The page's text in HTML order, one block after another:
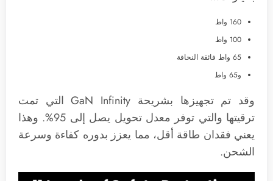
160 واط
100 واط
65 واط فائقة النحافة
و65 واط
وقد تم تجهيزها بشريحة GaN Infinity التي تمت
ترقيتها والتي توفر معدل تحويل يصل إلى 95%. وهذا
يعني فقدان طاقة أقل، مما يعزز بدوره كفاءة وسرعة
الشحن.